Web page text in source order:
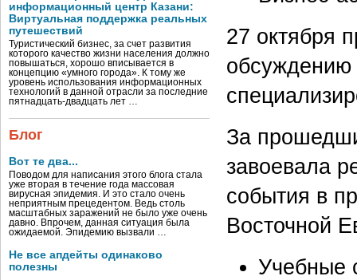
информационный центр Казани:
Виртуальная поддержка реальных
путешествий
Туристический бизнес, за счет развития
которого качество жизни населения должно
повышаться, хорошо вписывается в
концепцию «умного города». К тому же
уровень использования информационных
технологий в данной отрасли за последние
пятнадцать-двадцать лет …
Блог
Вот те два...
Поводом для написания этого блога стала
уже вторая в течение года массовая
вирусная эпидемия. И это стало очень
неприятным прецедентом. Ведь столь
масштабных заражений не было уже очень
давно. Впрочем, данная ситуация была
ожидаемой. Эпидемию вызвали …
Не все апдейты одинаково
полезны
27 октября
обсуждению
За
завоевала
события в
Восточной
Учебные